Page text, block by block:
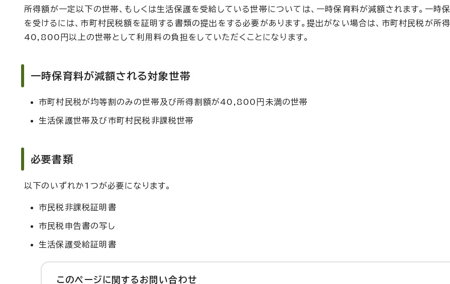
所得額が一定以下の世帯、もしくは生活保護を受給している世帯については、一時保育料が減額されます。一時
を受けるには、市町村民税額を証明する書類の提出をする必要があります。提出がない場合は、市町村民税が所
40,800円以上の世帯として利用料の負担をしていただくことになります。
一時保育料が減額される対象世帯
市町村民税が均等割のみの世帯及び所得割額が40,800円未満の世帯
生活保護世帯及び市町村民税非課税世帯
必要書類
以下のいずれか1つが必要になります。
市民税非課税証明書
市民税申告書の写し
生活保護受給証明書
このページに関する お問い合わせ